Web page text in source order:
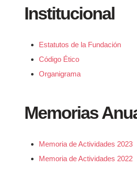
Institucional
Estatutos de la Fundación
Código Ético
Organigrama
Memorias
Memoria de Actividades 2023
Memoria de Actividades 2022